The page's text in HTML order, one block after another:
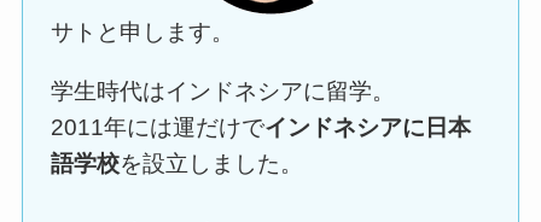
サトと申します。
学生時代はインドネシアに留学。
2011年には運だけでインドネシアに日本
語学校を設立しました。